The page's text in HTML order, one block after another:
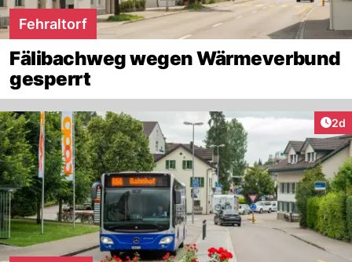
Fehraltorf
Fälibachweg wegen Wärmeverbund
gesperrt
2d